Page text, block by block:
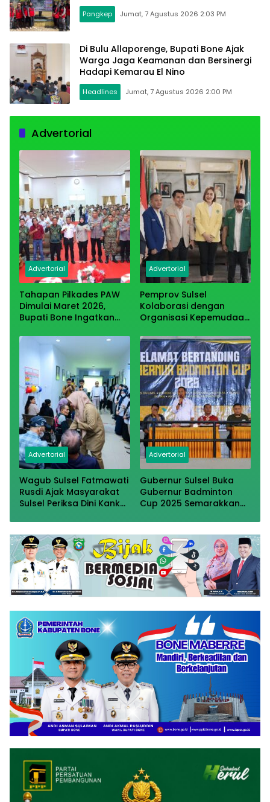
Pangkep Jumat, 7 Agustus 2026 2:03 PM
Di Bulu Allaporenge, Bupati Bone Ajak
Warga Jaga Keamanan dan Bersinergi
Hadapi Kemarau El Nino
Headlines Jumat, 7 Agustus 2026 2:00 PM
Advertorial
Advertorial
Tahapan Pilkades PAW
Dimulai Maret 2026,
Bupati Bone Ingatkan
Kepatuhan Regulasi
Advertorial
Pemprov Sulsel
Kolaborasi dengan
Organisasi Kepemudaan
Moderasi
Advertorial
Wagub Sulsel Fatmawati
Rusdi Ajak Masyarakat
Sulsel Periksa Dini Kanker
Advertorial
Gubernur Sulsel Buka
Gubernur Badminton
Cup 2025 Semarakkan